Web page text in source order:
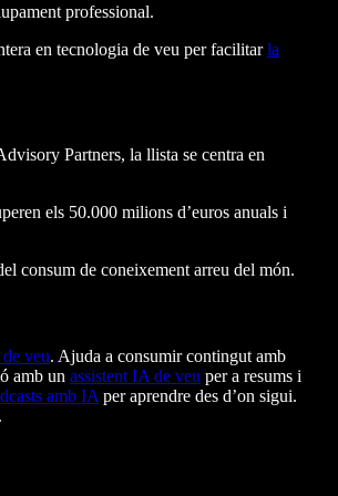
professional.
en tecnologia de veu per facilitarla
Partners, la llista se centra en
els 50.000 milions d’euros anuals i
consum de coneixement arreu del món.
veu. Ajuda a consumir contingut amb
amb un assistent IA de veu per a resums i
amb IA per aprendre des d’on sigui.